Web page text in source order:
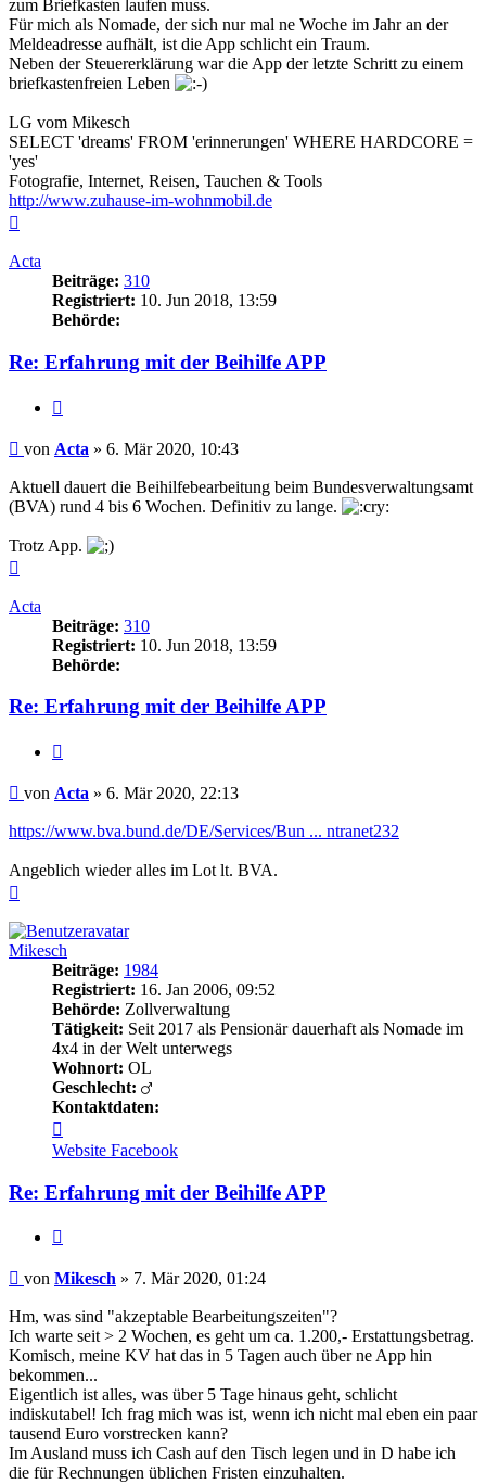
zum Briefkasten laufen muss.
Für mich als Nomade, der sich nur mal ne Woche im Jahr an der
Meldeadresse aufhält, ist die App schlicht ein Traum.
Neben der Steuererklärung war die App der letzte Schritt zu einem
briefkastenfreien Leben
LG vom Mikesch
SELECT 'dreams' FROM 'erinnerungen' WHERE HARDCORE =
'yes'
Fotografie, Internet, Reisen, Tauchen & Tools
http://www.zuhause-im-wohnmobil.de
Acta
Beiträge: 310
Registriert: 10. Jun 2018, 13:59
Behörde:
Re: Erfahrung mit der Beihilfe APP
Beitrag
von Acta » 6. Mär 2020, 10:43
Aktuell dauert die Beihilfebearbeitung beim Bundesverwaltungsamt
(BVA) rund 4 bis 6 Wochen. Definitiv zu lange.
Trotz App.
Acta
Beiträge: 310
Registriert: 10. Jun 2018, 13:59
Behörde:
Re: Erfahrung mit der Beihilfe APP
Beitrag
von Acta » 6. Mär 2020, 22:13
https://www.bva.bund.de/DE/Services/Bun ... ntranet232
Angeblich wieder alles im Lot lt. BVA.
Mikesch
Beiträge: 1984
Registriert: 16. Jan 2006, 09:52
Behörde: Zollverwaltung
Tätigkeit: Seit 2017 als Pensionär dauerhaft als Nomade im
4x4 in der Welt unterwegs
Wohnort: OL
Geschlecht:
Kontaktdaten:
von
Mikesch
Website Facebook
Re: Erfahrung mit der Beihilfe APP
Beitrag
von Mikesch » 7. Mär 2020, 01:24
Hm, was sind "akzeptable Bearbeitungszeiten"?
Ich warte seit > 2 Wochen, es geht um ca. 1.200,- Erstattungsbetrag.
Komisch, meine KV hat das in 5 Tagen auch über ne App hin
bekommen...
Eigentlich ist alles, was über 5 Tage hinaus geht, schlicht
indiskutabel! Ich frag mich was ist, wenn ich nicht mal eben ein paar
tausend Euro vorstrecken kann?
Im Ausland muss ich Cash auf den Tisch legen und in D habe ich
die für Rechnungen üblichen Fristen einzuhalten.